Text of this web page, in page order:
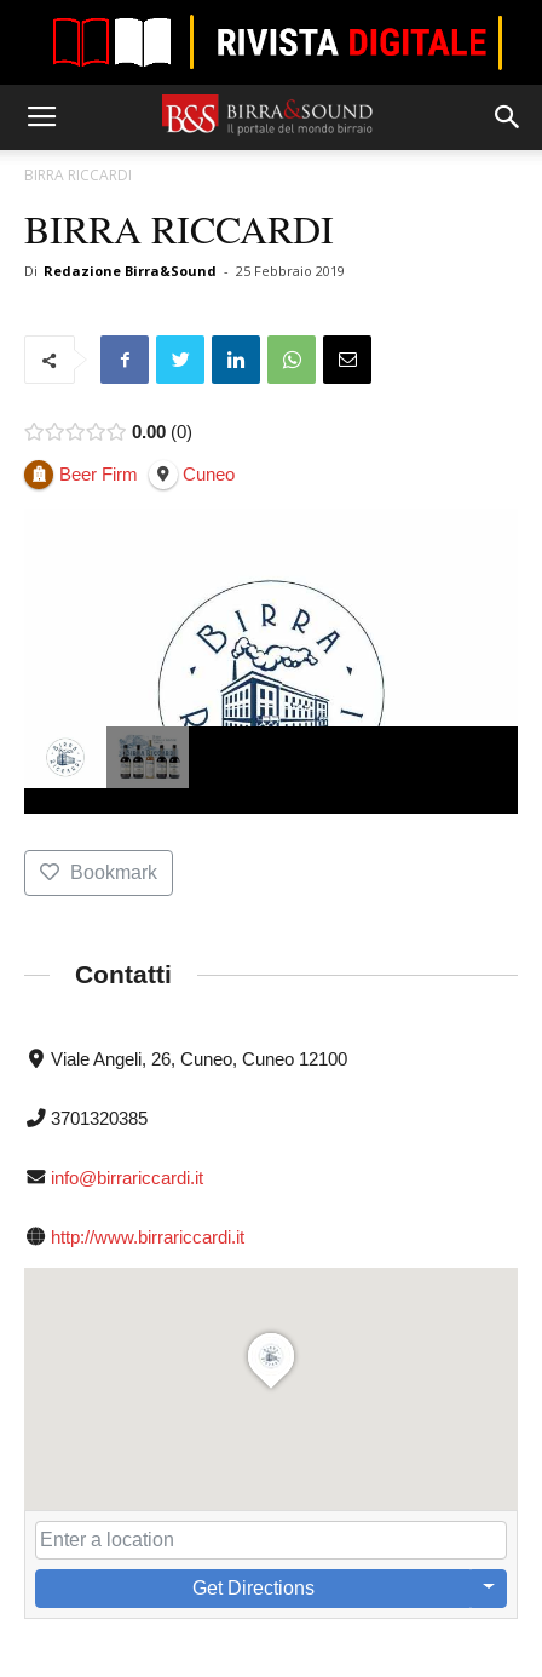
BIRRA RICCARDI
BIRRA RICCARDI
Di Redazione Birra&Sound - 25 Febbraio 2019
0.00 0
Beer Firm Cuneo
Bookmark
Contatti
Viale Angeli, 26, Cuneo, Cuneo 12100
3701320385
info@birrariccardi.it
http://www.birrariccardi.it
Get Directions